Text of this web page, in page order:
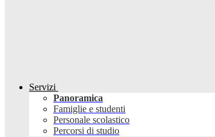
Servizi
Panoramica
Famiglie e studenti
Personale scolastico
Percorsi di studio